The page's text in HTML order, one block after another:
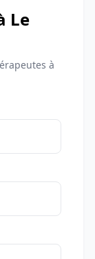
Le
à